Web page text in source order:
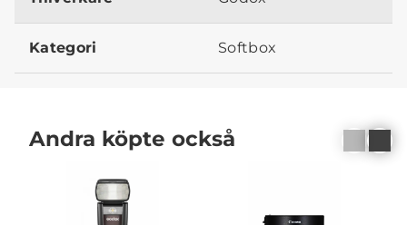
Kategori Softbox
Andra köpte också